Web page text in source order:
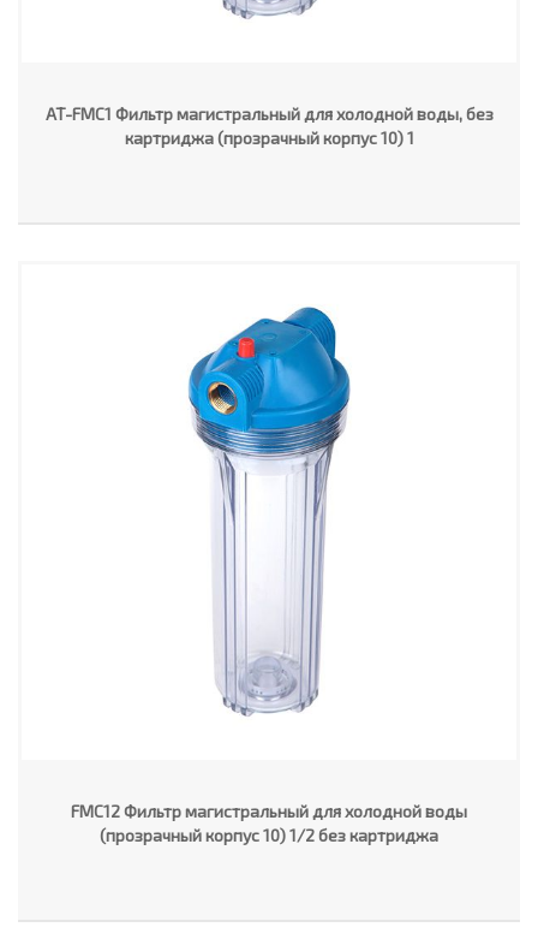
AT-FMC1 Фильтр магистральный для холодной воды, без
картриджа (прозрачный корпус 10) 1
FMC12 Фильтр магистральный для холодной воды
(прозрачный корпус 10) 1/2 без картриджа